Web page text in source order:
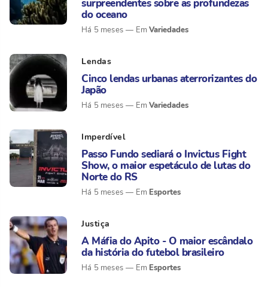
surpreendentes sobre as profundezas
do oceano
Há 5 meses Variedades
Lendas
Cinco lendas urbanas aterrorizantes do
Japão
Há 5 meses Variedades
Imperdível
Passo Fundo sediará o Invictus Fight
Show, o maior espetáculo de lutas do
Norte do RS
Há 5 meses Esportes
Justiça
A Máfia do Apito - O maior escândalo
da história do futebol brasileiro
Há 5 meses Esportes